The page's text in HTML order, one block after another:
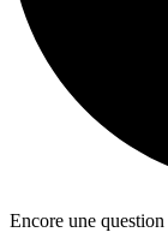
Encore une question